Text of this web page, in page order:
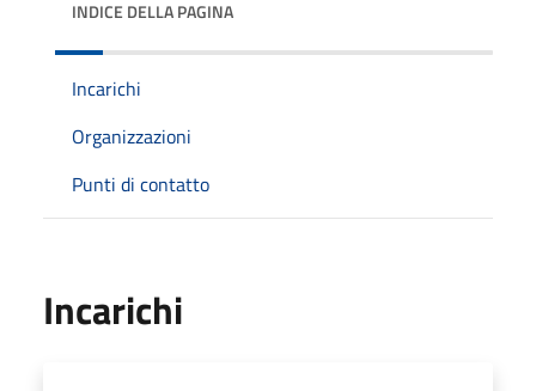
INDICE DELLA PAGINA
Incarichi
Organizzazioni
Punti di contatto
Incarichi